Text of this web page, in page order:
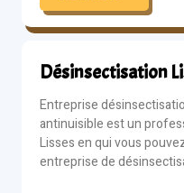
Désinsectisation
Entreprise
antinuisible est un
Lisses en qui vous
entreprise de